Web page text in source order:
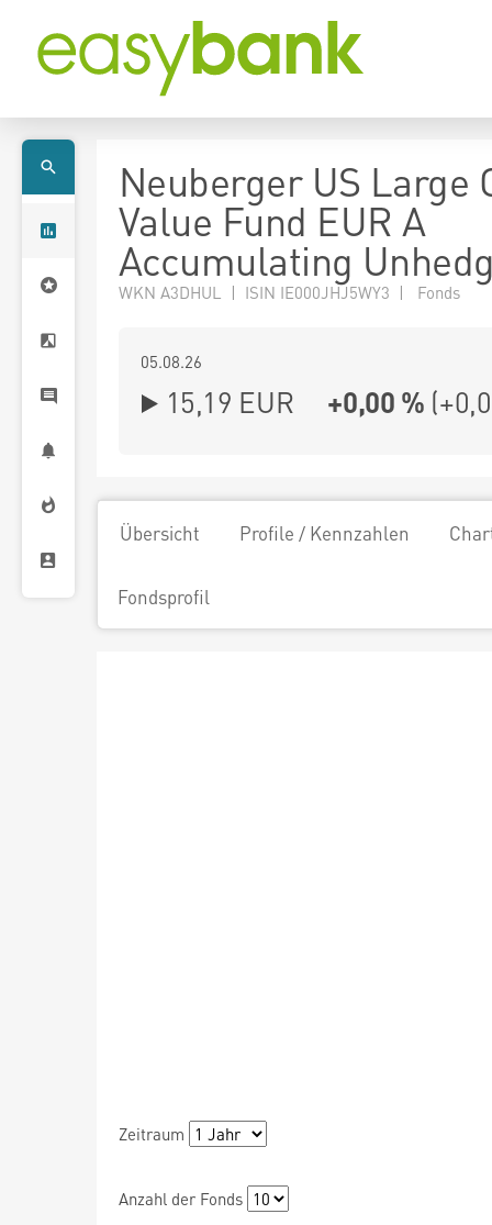
Neuberger US Large
Value Fund EUR A
Accumulating
WKN A3DHUL | ISIN IE000JHJ5WY3 | Fonds
05.08.26
15,19 EUR +0,00 % (
Übersicht Profile / Kennzahlen
Fondsprofil
Zeitraum
Anzahl der Fonds